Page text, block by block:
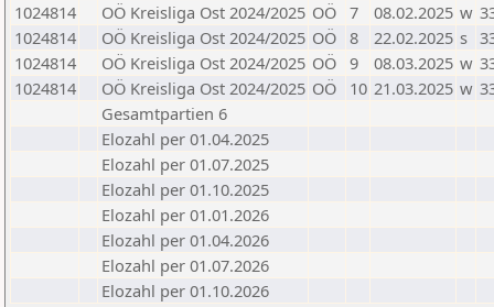
1024814
OÖ Kreisliga Ost 2024/2025 OÖ 7 08.02.2025 w
1024814
OÖ Kreisliga Ost 2024/2025 OÖ 8 22.02.2025 s
1024814
OÖ Kreisliga Ost 2024/2025 OÖ 9 08.03.2025 w
1024814
OÖ Kreisliga Ost 2024/2025 OÖ 10 21.03.2025 w
Gesamtpartien 6
Elozahl per 01.04.2025
Elozahl per 01.07.2025
Elozahl per 01.10.2025
Elozahl per 01.01.2026
Elozahl per 01.04.2026
Elozahl per 01.07.2026
Elozahl per 01.10.2026